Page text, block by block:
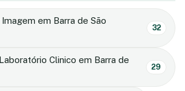
em Barra de São
32
Clinico em Barra de
29